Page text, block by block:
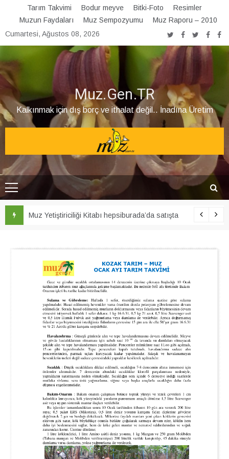
content
Tarım Takvimi Bodur meyve Bitki-Foto
Resimler
Muzun Faydaları
Muz Sempozyumu
Muz Raporu – 2010
Cumartesi, Ağustos 08, 2026
Muz.Gen.TR
Kalkınmak için dış borç ve ithalat değil.. İnadına Üretim
Muz Yetiştiriciliği Kitabı hepsiburada’da satışta